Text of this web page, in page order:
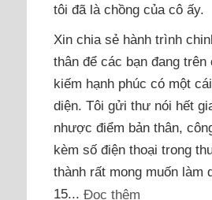
tôi đã là chồng của cô ấy.
Xin chia sẻ hành trình
thân để các bạn đang
kiếm hạnh phúc có một
diện. Tôi gửi thư nói hết
nhược điểm bản thân,
kèm số điện thoại trong
thành rất mong muốn làm
15...Đọc thêm